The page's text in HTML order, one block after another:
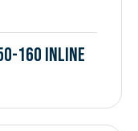
160 Inline